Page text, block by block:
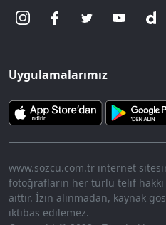
Uygulamalarımız
www.sozcu.com.tr internet
fotoğrafların her türlü telif hakkı
aittir. İzin alınmadan, kaynak
iktibas edilemez.